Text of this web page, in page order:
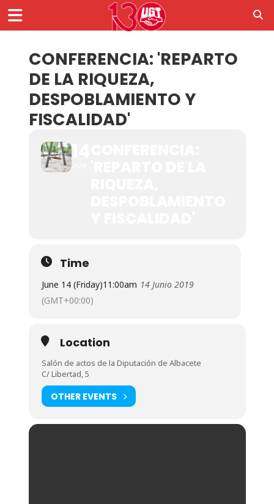
CONFERENCIA: 'REPARTO
DE LA RIQUEZA,
DESPOBLAMIENTO Y
FISCALIDAD'
14
JUN
Time
June 14 (Friday)11:00am 14 Junio 2019
(GMT+00:00)
Location
Salón de actos de la Diputación de Albacete
C/ Libertad, 5
OTHER EVENTS